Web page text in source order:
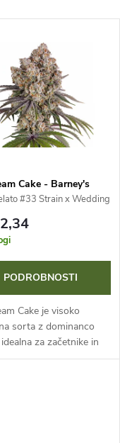
Cake - Barney's
#33 Strain x Wedding
PODROBNOSTI
Cake je visoko
sorta z dominanco
za začetnike in
Združuje